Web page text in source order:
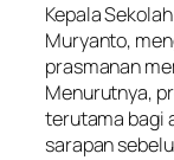
Kepala
Muryanto,
prasmanan
Menurutnya,
terutama bagi
sarapan